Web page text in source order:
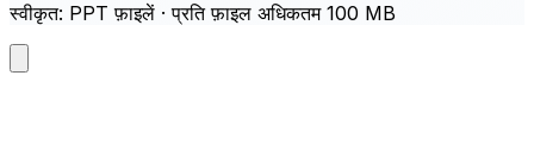
स्वीकृत: PPT फ़ाइलें · प्रति फ़ाइल अधिकतम 100 MB